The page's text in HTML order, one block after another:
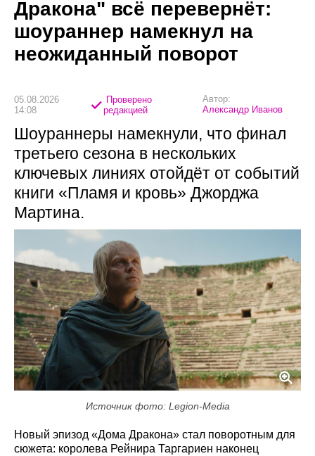
Дракона" всё перевернёт:
шоураннер намекнул на
неожиданный поворот
05.08.2026
14:08
Проверено
редакцией
Автор:
Александр Иванов
Шоураннеры намекнули, что финал
третьего сезона в нескольких
ключевых линиях отойдёт от событий
книги «Пламя и кровь» Джорджа
Мартина.
Источник фото: Legion-Media
Новый эпизод «Дома Дракона» стал поворотным для
сюжета: королева Рейнира Таргариен наконец